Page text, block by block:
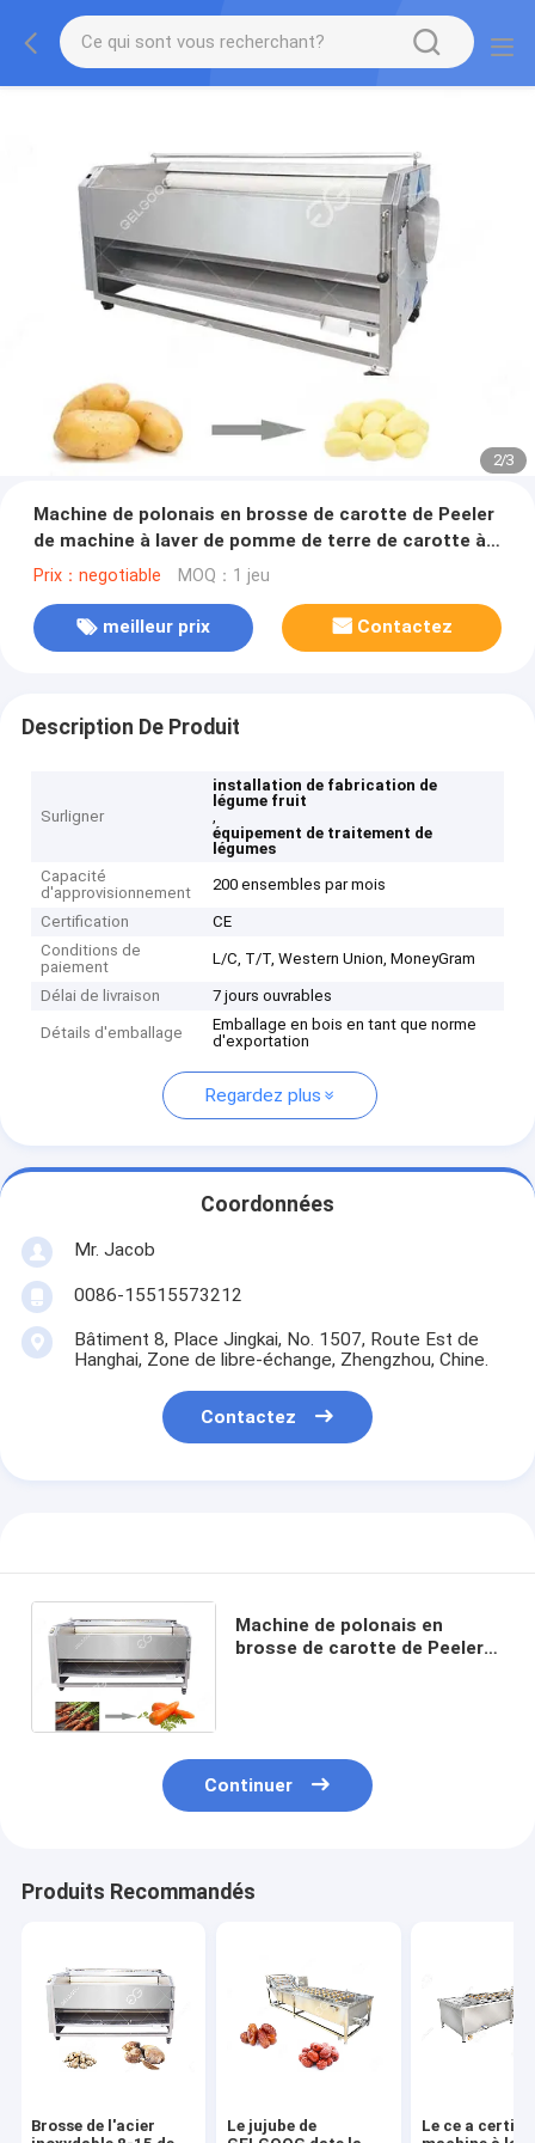
2/3
Machine de polonais en brosse de carotte de Peeler
de machine à laver de pomme de terre de carotte à
vendre
Prix：negotiable MOQ：1 jeu
meilleur prix Contactez
Description De Produit
Surligner
installation de fabrication de
légume fruit
,
équipement de traitement de
légumes
Capacité
d'approvisionnement
200 ensembles par mois
Certification
CE
Conditions de
paiement
L/C, T/T, Western Union, MoneyGram
Délai de livraison 7 jours ouvrables
Détails d'emballage
Emballage en bois en tant que norme
d'exportation
Regardez plus
Coordonnées
Mr. Jacob
0086-15515573212
Bâtiment 8, Place Jingkai, No. 1507, Route Est de
Hanghai, Zone de libre-échange, Zhengzhou, Chine.
Contactez
Machine de polonais en
brosse de carotte de Peeler
Continuer
Produits Recommandés
Brosse de l'acier
Le jujube de
Le ce a